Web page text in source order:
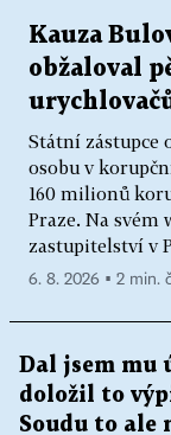
Kauza
obžaloval
Státní zástupce
osobu v
160 milionů
Praze. Na
zastupitelství v
6. 8. 2026 ▪ 2 min.
Dal jsem mu
doložil to
Soudu to ale